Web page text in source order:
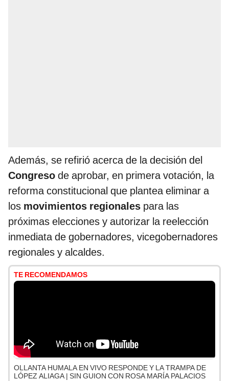
Además, se refirió acerca de la decisión del
Congreso de aprobar, en primera votación, la
reforma constitucional que plantea eliminar a
los movimientos regionales para las
próximas elecciones y autorizar la reelección
inmediata de gobernadores, vicegobernadores
regionales y alcaldes.
TE RECOMENDAMOS
OLLANTA HUMALA EN VIVO RESPONDE Y LA TRAMPA DE
LÓPEZ ALIAGA | SIN GUION CON ROSA MARÍA PALACIOS